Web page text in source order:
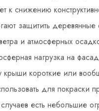
к снижению
защитить деревянные
и атмосферных
нагрузка на
короткие или
для покраски
есть небольшие